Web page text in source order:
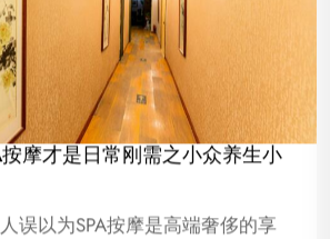
摩才是日常刚需之小众养生小
误以为SPA按摩是高端奢侈的享